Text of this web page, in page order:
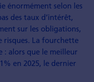
énormément selon les
des taux d’intérêt,
sur les obligations,
risques. La fourchette
: alors que le meilleur
en 2025, le dernier